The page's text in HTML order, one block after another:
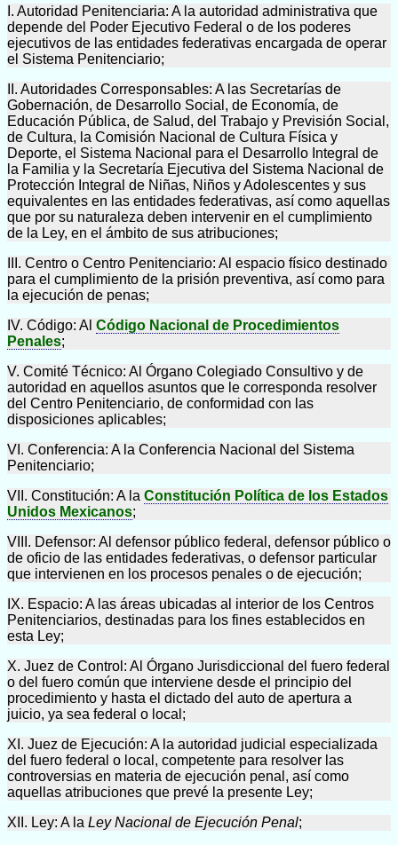
I. Autoridad Penitenciaria: A la autoridad administrativa que
depende del Poder Ejecutivo Federal o de los poderes
ejecutivos de las entidades federativas encargada de operar
el Sistema Penitenciario;
II. Autoridades Corresponsables: A las Secretarías de
Gobernación, de Desarrollo Social, de Economía, de
Educación Pública, de Salud, del Trabajo y Previsión Social,
de Cultura, la Comisión Nacional de Cultura Física y
Deporte, el Sistema Nacional para el Desarrollo Integral de
la Familia y la Secretaría Ejecutiva del Sistema Nacional de
Protección Integral de Niñas, Niños y Adolescentes y sus
equivalentes en las entidades federativas, así como aquellas
que por su naturaleza deben intervenir en el cumplimiento
de la Ley, en el ámbito de sus atribuciones;
III. Centro o Centro Penitenciario: Al espacio físico destinado
para el cumplimiento de la prisión preventiva, así como para
la ejecución de penas;
IV. Código: Al Código Nacional de Procedimientos
Penales;
V. Comité Técnico: Al Órgano Colegiado Consultivo y de
autoridad en aquellos asuntos que le corresponda resolver
del Centro Penitenciario, de conformidad con las
disposiciones aplicables;
VI. Conferencia: A la Conferencia Nacional del Sistema
Penitenciario;
VII. Constitución: A la Constitución Política de los Estados
Unidos Mexicanos;
VIII. Defensor: Al defensor público federal, defensor público o
de oficio de las entidades federativas, o defensor particular
que intervienen en los procesos penales o de ejecución;
IX. Espacio: A las áreas ubicadas al interior de los Centros
Penitenciarios, destinadas para los fines establecidos en
esta Ley;
X. Juez de Control: Al Órgano Jurisdiccional del fuero federal
o del fuero común que interviene desde el principio del
procedimiento y hasta el dictado del auto de apertura a
juicio, ya sea federal o local;
XI. Juez de Ejecución: A la autoridad judicial especializada
del fuero federal o local, competente para resolver las
controversias en materia de ejecución penal, así como
aquellas atribuciones que prevé la presente Ley;
XII. Ley: A la Ley Nacional de Ejecución Penal;